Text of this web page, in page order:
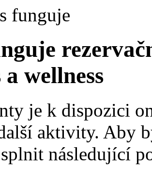
funguje
wellness
je k dispozici
aktivity. Aby
následující